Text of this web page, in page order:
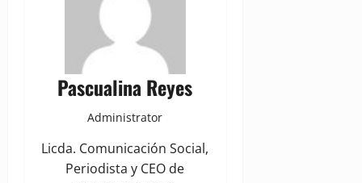
Pascualina Reyes
Administrator
Licda. Comunicación Social,
Periodista y CEO de